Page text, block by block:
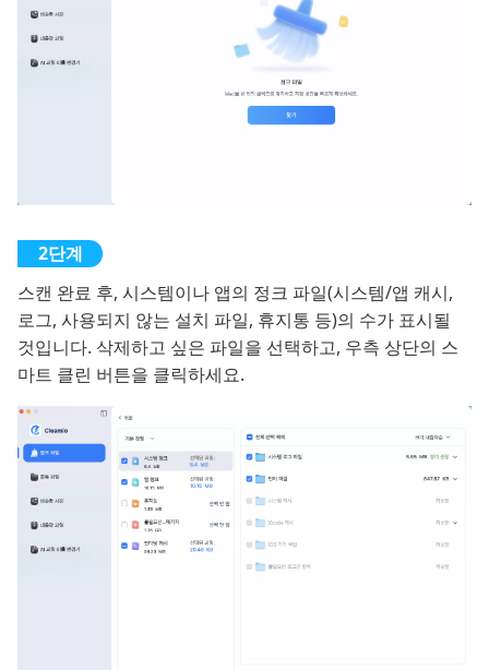
스캔 완료 후, 시스템이나 앱의 정크 파일(시스템/앱 캐시,
로그, 사용되지 않는 설치 파일, 휴지통 등)의 수가 표시될
것입니다. 삭제하고 싶은 파일을 선택하고, 우측 상단의 스
마트 클린 버튼을 클릭하세요.